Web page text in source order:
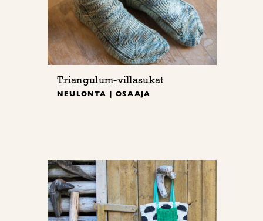
Triangulum-villasukat
NEULONTA | OSAAJA